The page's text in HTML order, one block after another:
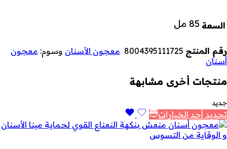
السعة 85 مل
رقم المنتج 8004395111725 معجون الأسنان وسوم: معجون
أسنان
منتجات أخرى مشابهة
جديد
تحديد أحد الخيارات